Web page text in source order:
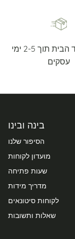
משלוח עד הבית תוך 2-5 ימי
עסקים
בינה ובינו
הסיפור שלנו
מועדון לקוחות
שעות פתיחה
מדריך מידות
לקוחות סיטונאים
שאלות ותשובות